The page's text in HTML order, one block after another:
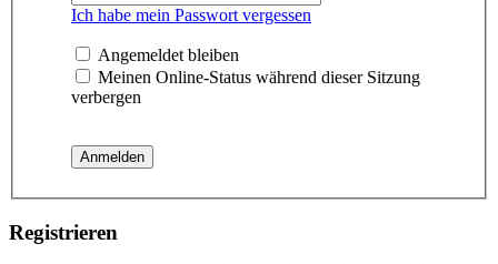
Ich habe mein Passwort vergessen
Angemeldet bleiben
Meinen Online-Status während dieser Sitzung
verbergen
Registrieren